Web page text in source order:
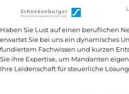
Haben Sie Lust auf einen beruflichen
erwartet Sie bei uns ein dynamisches
fundiertem Fachwissen und kurzen
Sie ihre Expertise, um Mandanten
Ihre Leidenschaft für steuerliche